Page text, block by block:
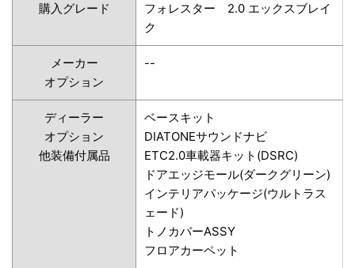
購入グレード
フォレスター 2.0 エックスブレイ
ク
メーカー
オプション
--
ディーラー
オプション
他装備付属品
ベースキット
DIATONEサウンドナビ
ETC2.0車載器キット(DSRC)
ドアエッジモール(ダークグリーン)
インテリアパッケージ(ウルトラス
ェード)
トノカバーASSY
フロアカーペット